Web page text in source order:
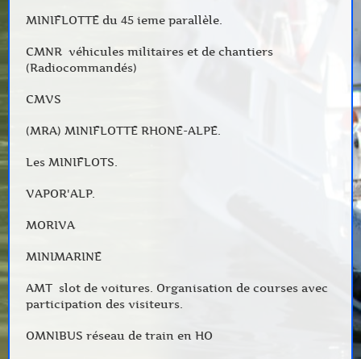
MINIFLOTTE du 45 ieme parallèle.
CMNR véhicules militaires et de chantiers
(Radiocommandés)
CMVS
(MRA) MINIFLOTTE RHONE-ALPE.
Les MINIFLOTS.
VAPOR'ALP.
MORIVA
MINIMARINE
AMT slot de voitures. Organisation de courses avec
participation des visiteurs.
OMNIBUS réseau de train en HO